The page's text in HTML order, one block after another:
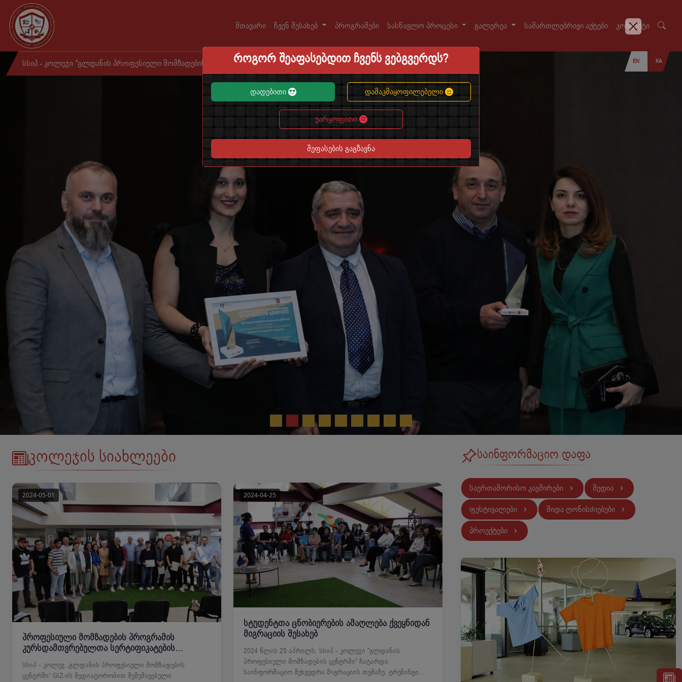
EN KA
მთავარი ჩვენ შესახებ პროგრამები სასწავლო პროცესი გალერეა სამართლებრივი აქტები კონტაქტი
კოლეჯის სიახლეები
პროფესიული მომზადების პროგრამის
კურსდამთვრებულთა სერტიფიკატების
გადაცემის ცერემონია
სსიპ - კოლეჯ „გლდანის პროფესიული მომზადების
ცენტრში“ GIZ-ის მედიატორობით შემუშავებული
სტუდენტთა ცნობიერების ამაღლება ქვეყნიდან
მიგრაციის შესახებ
2024 წლის 25 აპრილს, სსიპ - კოლეჯი "გლდანის
პროფესიული მომზადების ცენტრში" ჩატარდა
საინფორმაციო შეხვედრა მიგრაციის თემაზე. ტრენინგი
საინფორმაციო დაფა
საერთაშორისო კავშირები
მედია
ფესტივალები
შიდა ღონისძიებები
პროექტები
როგორ შეაფასებდით ჩვენს ვებგვერდს?
დადებითი დამაკმაყოფილებელი
უარყოფითი
შეფასების გაგზავნა